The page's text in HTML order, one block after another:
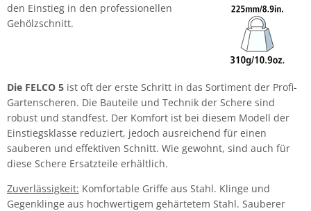
den Einstieg in den professionellen
Gehölzschnitt.
Die FELCO 5 ist oft der erste Schritt in das Sortiment der Profi-
Gartenscheren. Die Bauteile und Technik der Schere sind
robust und standfest. Der Komfort ist bei diesem Modell der
Einstiegsklasse reduziert, jedoch ausreichend für einen
sauberen und effektiven Schnitt. Wie gewohnt, sind auch für
diese Schere Ersatzteile erhältlich.
Zuverlässigkeit: Komfortable Griffe aus Stahl. Klinge und
Gegenklinge aus hochwertigem gehärtetem Stahl. Sauberer